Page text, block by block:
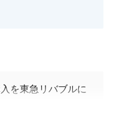
を東急リバブルに